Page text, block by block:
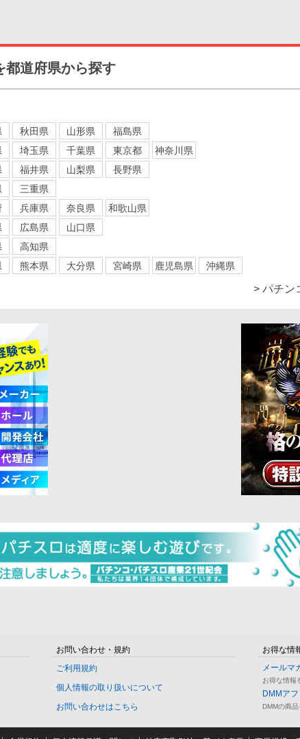
都道府県から探す
秋田県 山形県
福島県
埼玉県 千葉県 東京都
神奈川県
福井県 山梨県
長野県
三重県
兵庫県 奈良県
和歌山県
広島県
山口県
高知県
熊本県 大分県 宮崎県 鹿児島県 沖縄県
> パチン
お問い合わせ・規約
ご利用規約
個人情報の取り扱いについて
お問い合わせはこちら
お得な情
メールマ
お得な情報
DMMア
DMMの商